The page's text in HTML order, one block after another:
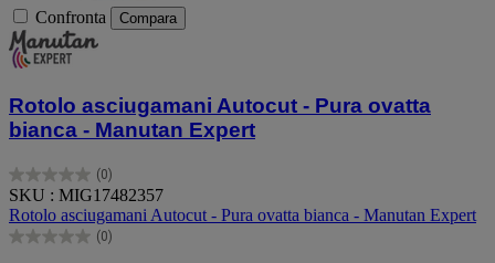
Confronta Compara
Rotolo asciugamani Autocut - Pura ovatta
bianca - Manutan Expert
(0)
0.0
su
5
stelle.
SKU : MIG17482357
Rotolo asciugamani Autocut - Pura ovatta bianca - Manutan Expert
(0)
0.0